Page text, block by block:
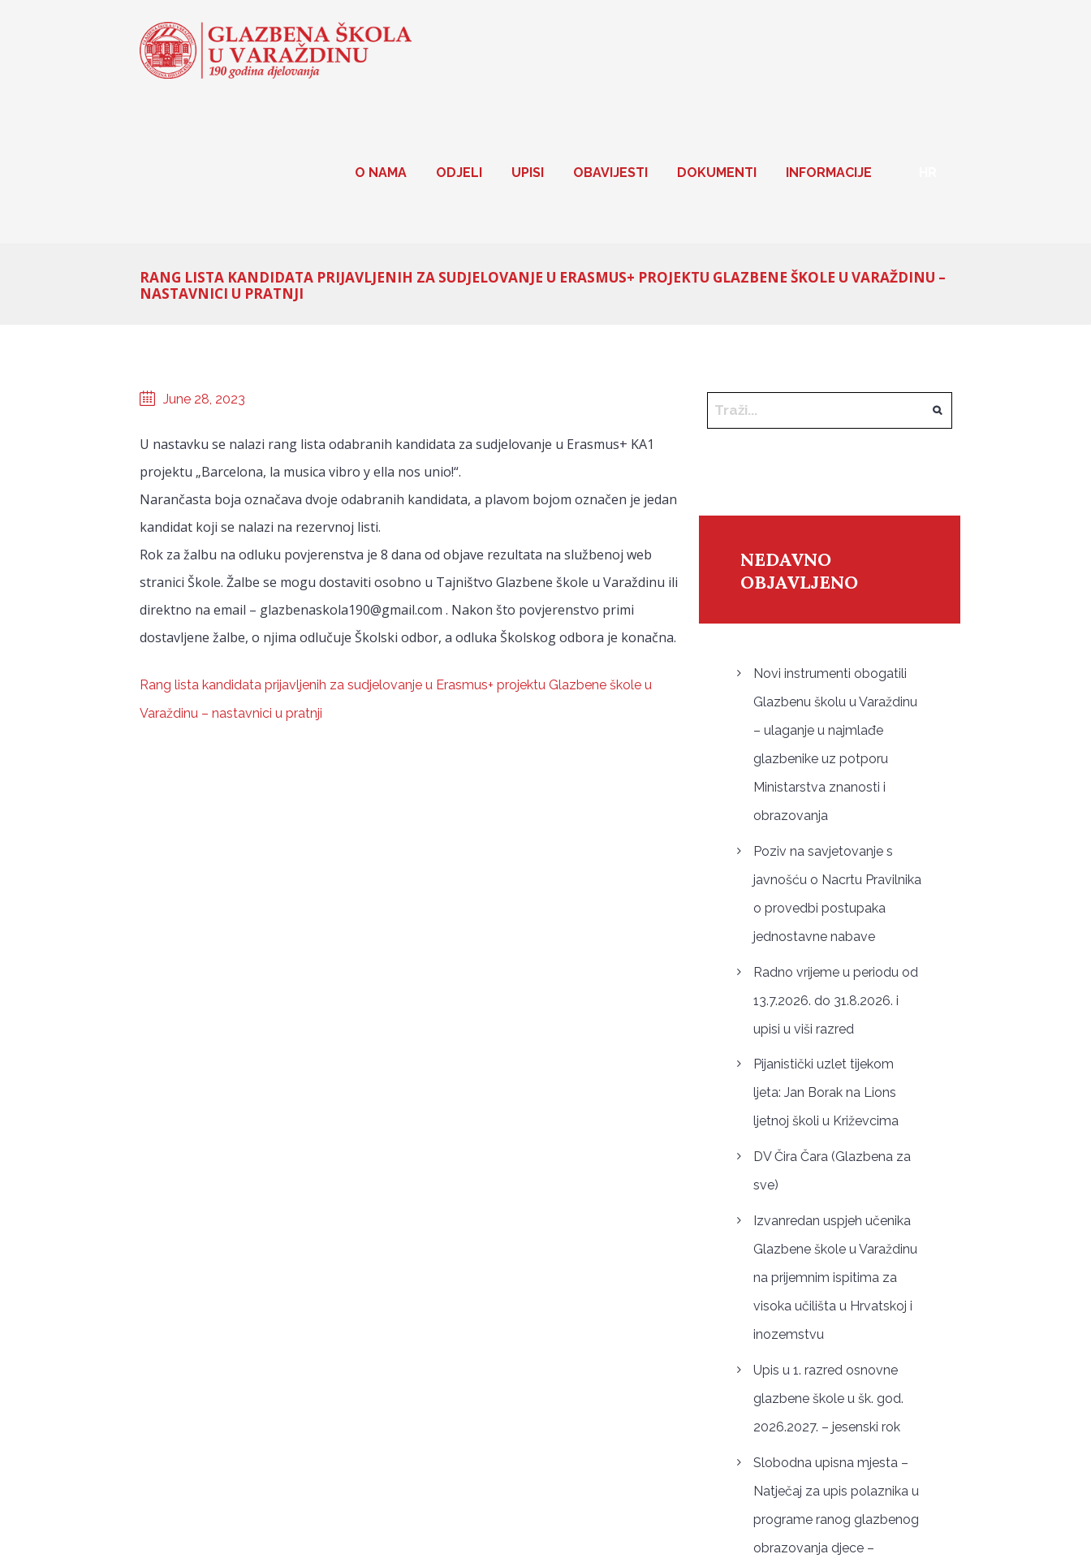
O NAMA ODJELI UPISI OBAVIJESTI DOKUMENTI INFORMACIJE
RANG LISTA KANDIDATA PRIJAVLJENIH ZA SUDJELOVANJE U ERASMUS+ PROJEKTU GLAZBENE ŠKOLE U VARAŽDINU –
NASTAVNICI U PRATNJI
June 28, 2023
U nastavku se nalazi rang lista odabranih kandidata za sudjelovanje u Erasmus+ KA1
projektu „Barcelona, la musica vibro y ella nos unio!“.
Narančasta boja označava dvoje odabranih kandidata, a plavom bojom označen je jedan
kandidat koji se nalazi na rezervnoj listi.
Rok za žalbu na odluku povjerenstva je 8 dana od objave rezultata na službenoj web
stranici Škole. Žalbe se mogu dostaviti osobno u Tajništvo Glazbene škole u Varaždinu ili
direktno na email – glazbenaskola190@gmail.com . Nakon što povjerenstvo primi
dostavljene žalbe, o njima odlučuje Školski odbor, a odluka Školskog odbora je konačna.
Rang lista kandidata prijavljenih za sudjelovanje u Erasmus+ projektu Glazbene škole u
Varaždinu – nastavnici u pratnji
NEDAVNO
OBJAVLJENO
Novi instrumenti obogatili
Glazbenu školu u Varaždinu
– ulaganje u najmlađe
glazbenike uz potporu
Ministarstva znanosti i
obrazovanja
Poziv na savjetovanje s
javnošću o Nacrtu Pravilnika
o provedbi postupaka
jednostavne nabave
Radno vrijeme u periodu od
13.7.2026. do 31.8.2026. i
upisi u viši razred
Pijanistički uzlet tijekom
ljeta: Jan Borak na Lions
ljetnoj školi u Križevcima
DV Čira Čara (Glazbena za
sve)
Izvanredan uspjeh učenika
Glazbene škole u Varaždinu
na prijemnim ispitima za
visoka učilišta u Hrvatskoj i
inozemstvu
Upis u 1. razred osnovne
glazbene škole u šk. god.
2026.2027. – jesenski rok
Slobodna upisna mjesta –
Natječaj za upis polaznika u
programe ranog glazbenog
obrazovanja djece –